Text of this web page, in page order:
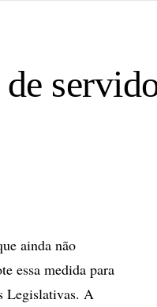
ainda não
essa medida para
Legislativas. A